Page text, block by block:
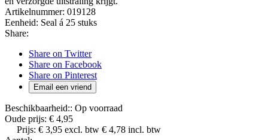
Artikelnummer: 019128
Eenheid: Seal á 25 stuks
Share:
Share on Twitter
Share on Facebook
Share on Pinterest
Email een vriend
Beschikbaarheid:: Op voorraad
Oude prijs: € 4,95
Prijs: € 3,95 excl. btw € 4,78 incl. btw